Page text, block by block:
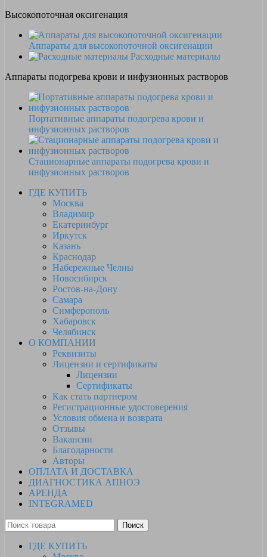
Высокопоточная оксигенация
Аппараты для высокопоточной оксигенации
Расходные материалы
Аппараты подогрева крови и инфузионных растворов
Портативные аппараты подогрева крови и
инфузионных растворов
Стационарные аппараты подогрева крови и
инфузионных растворов
ГДЕ КУПИТЬ
Москва
Владимир
Екатеринбург
Иркутск
Казань
Краснодар
Набережные Челны
Новосибирск
Ростов-на-Дону
Самара
Симферополь
Хабаровск
Челябинск
О КОМПАНИИ
Реквизиты
Лицензии и сертификаты
Лицензии
Сертификаты
Как стать партнером
Регистрационные удостоверения
Условия обмена и возврата
Отзывы
Вакансии
Благодарности
Авторы
ОПЛАТА И ДОСТАВКА
ДИАГНОСТИКА АПНОЭ
АРЕНДА
INTEGRAMED
Поиск
ГДЕ КУПИТЬ